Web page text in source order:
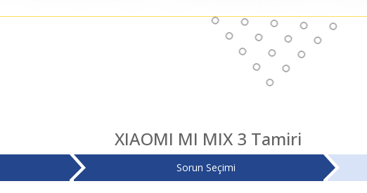
XIAOMI MI MIX 3 Tamiri
Sorun Seçimi